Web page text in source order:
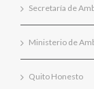
Secretaría de
Ministerio de
Quito Honesto